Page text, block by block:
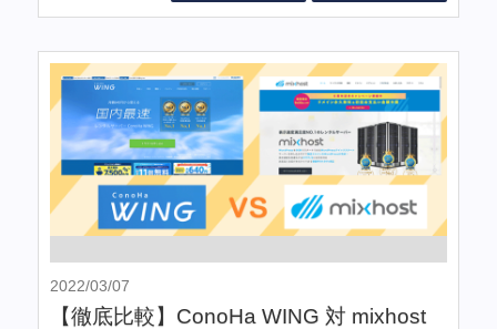
2022/03/07
【徹底比較】ConoHa WING 対 mixhost